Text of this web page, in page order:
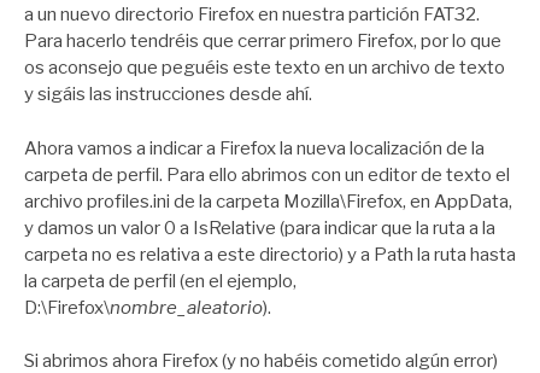
a un nuevo directorio Firefox en nuestra partición FAT32.
Para hacerlo tendréis que cerrar primero Firefox, por lo que
os aconsejo que peguéis este texto en un archivo de texto
y sigáis las instrucciones desde ahí.
Ahora vamos a indicar a Firefox la nueva localización de la
carpeta de perfil. Para ello abrimos con un editor de texto el
archivo profiles.ini de la carpeta Mozilla\Firefox, en AppData,
y damos un valor 0 a IsRelative (para indicar que la ruta a la
carpeta no es relativa a este directorio) y a Path la ruta hasta
la carpeta de perfil (en el ejemplo,
D:\Firefox\nombre_aleatorio).
Si abrimos ahora Firefox (y no habéis cometido algún error)